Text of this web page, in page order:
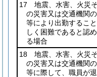
17 地震、水害、火災
の災害又は交通機関
等により出勤するこ
しく困難であると認
る場合
18 地震、水害、火災
の災害又は交通機関
等に際して、職員が